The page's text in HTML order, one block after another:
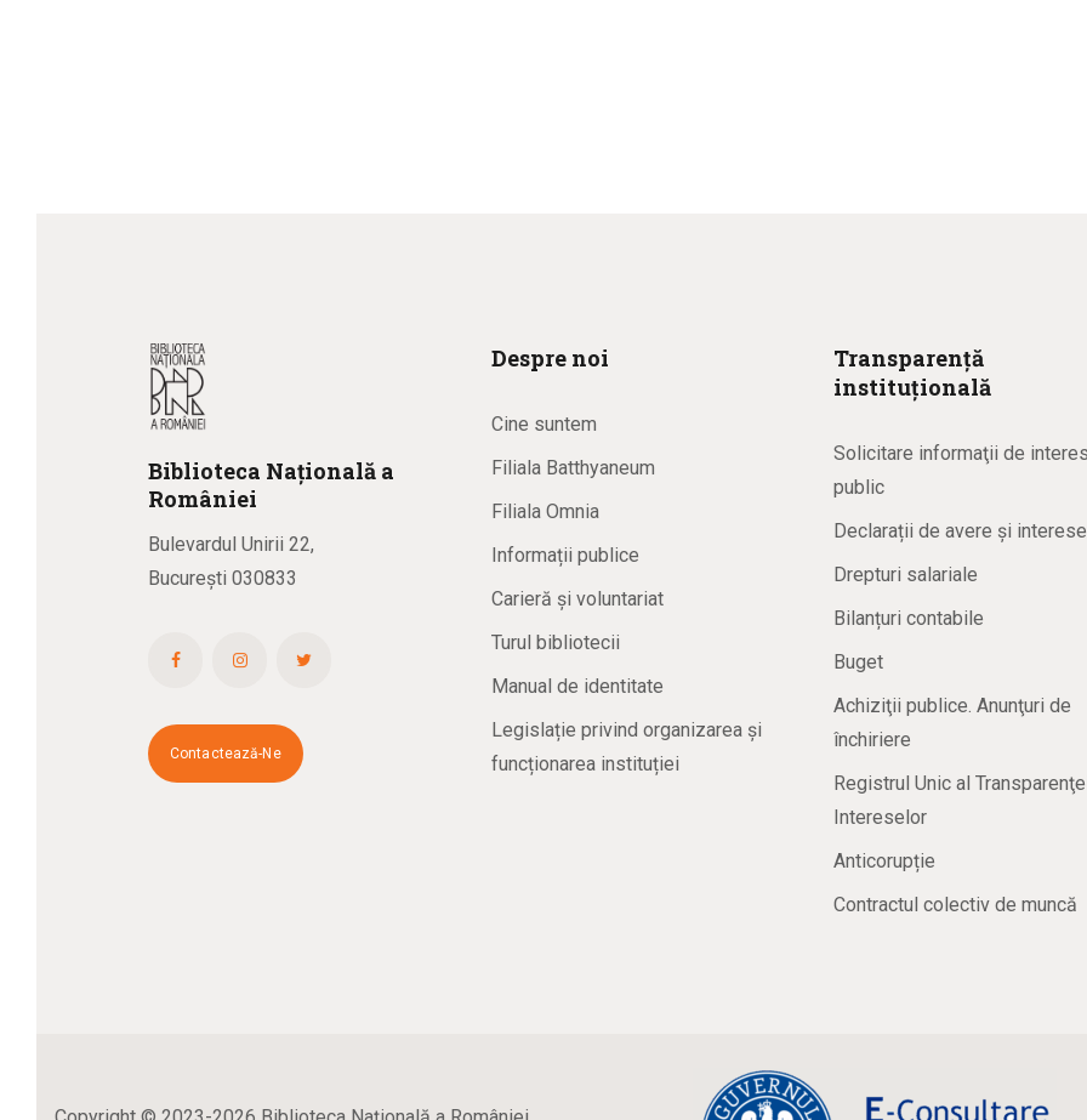
Biblioteca Națională a
României
Bulevardul Unirii 22,
București 030833
Contactează-Ne
Despre noi
Cine suntem
Filiala Batthyaneum
Filiala Omnia
Informații publice
Carieră și voluntariat
Turul bibliotecii
Manual de identitate
Legislație privind organizarea și
funcționarea instituției
Transparență
instituțională
Solicitare informaţii de interes
public
Declarații de avere și interese
Drepturi salariale
Bilanțuri contabile
Buget
Achiziţii publice. Anunţuri de
închiriere
Registrul Unic al
Intereselor
Anticorupție
Contractul colectiv de muncă